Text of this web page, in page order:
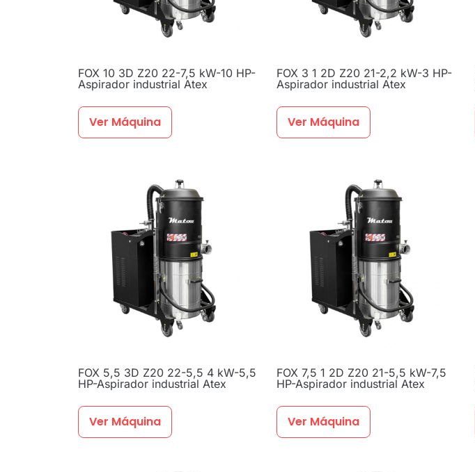
FOX 10 3D Z20 22-7,5 kW-10 HP-
Aspirador industrial Atex
Ver Máquina
FOX 3 1 2D Z20 21-2,2 kW-3 HP-
Aspirador industrial Atex
Ver Máquina
FOX 5,5 3D Z20 22-5,5 4 kW-5,5
HP-Aspirador industrial Atex
Ver Máquina
FOX 7,5 1 2D Z20 21-5,5 kW-7,5
HP-Aspirador industrial Atex
Ver Máquina